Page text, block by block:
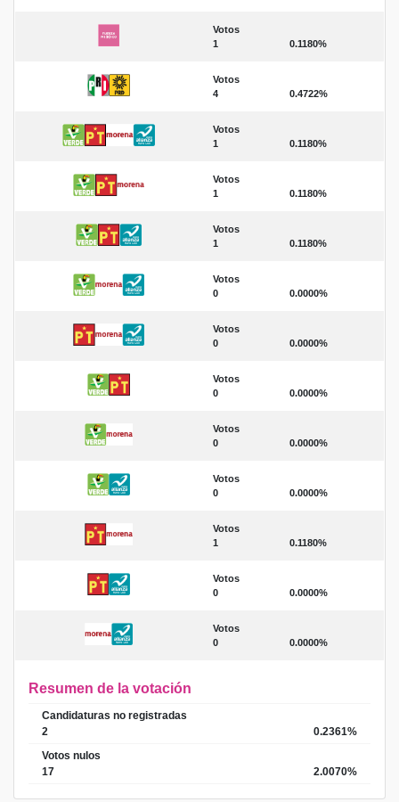
Votos
1
0.1180%
Votos
4
0.4722%
Votos
1
0.1180%
Votos
1
0.1180%
Votos
1
0.1180%
Votos
0
0.0000%
Votos
0
0.0000%
Votos
0
0.0000%
Votos
0
0.0000%
Votos
0
0.0000%
Votos
1
0.1180%
Votos
0
0.0000%
Votos
0
0.0000%
Resumen de la votación
Candidaturas no registradas
2
0.2361%
Votos nulos
17
2.0070%